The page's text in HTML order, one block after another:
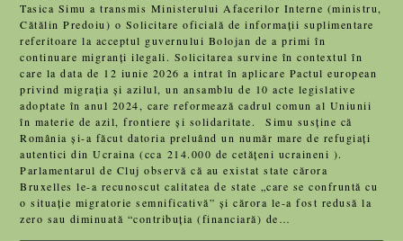
Tasica Simu a transmis Ministerului Afacerilor Interne (ministru,
Cătălin Predoiu) o Solicitare oficială de informații suplimentare
referitoare la acceptul guvernului Bolojan de a primi în
continuare migranți ilegali. Solicitarea survine în contextul în
care la data de 12 iunie 2026 a intrat în aplicare Pactul european
privind migrația și azilul, un ansamblu de 10 acte legislative
adoptate în anul 2024, care reformează cadrul comun al Uniunii
în materie de azil, frontiere și solidaritate. Simu susține că
România și-a făcut datoria preluând un număr mare de refugiați
autentici din Ucraina (cca 214.000 de cetățeni ucraineni ).
Parlamentarul de Cluj observă că au existat state cărora
Bruxelles le-a recunoscut calitatea de state „care se confruntă cu
o situație migratorie semnificativă” și cărora le-a fost redusă la
zero sau diminuată “contribuția (financiară) de…